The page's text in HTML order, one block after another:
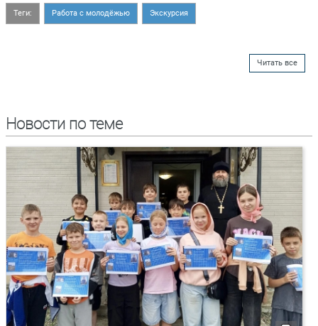
Теги: Работа с молодёжью Экскурсия
Читать все
Новости по теме